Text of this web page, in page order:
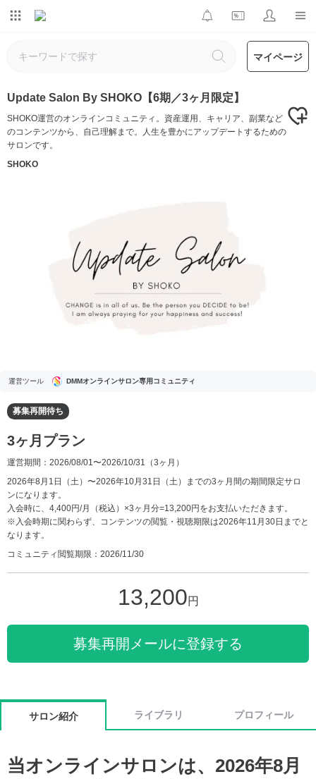
マイページ
Update Salon By SHOKO【6期／3ヶ月限定】
SHOKO運営のオンラインコミュニティ。資産運用、キャリア、副業など
のコンテンツから、自己理解まで。人生を豊かにアップデートするための
サロンです。
SHOKO
運営ツール DMMオンラインサロン専用コミュニティ
募集再開待ち
3ヶ月プラン
運営期間：2026/08/01〜2026/10/31 （3ヶ月）
2026年8月1日（土）〜2026年10月31日（土）までの3ヶ月間の期間限定サロ
ンになります。
入会時に、4,400円/月（税込）×3ヶ月分=13,200円をお支払いただきます。
※入会時期に関わらず、コンテンツの閲覧・視聴期限は2026年11月30日までと
なります。
コミュニティ閲覧期限：2026/11/30
13,200円
募集再開メールに登録する
サロン紹介 ライブラリ プロフィール
当オンラインサロンは、2026年8月